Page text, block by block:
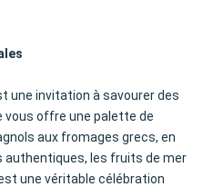
une invitation à savourer des
vous offre une palette de
aux fromages grecs, en
authentiques, les fruits de mer
une véritable célébration